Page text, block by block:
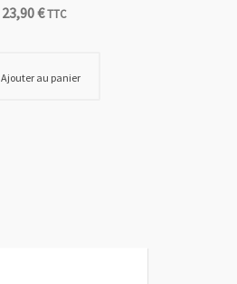
23,90€TTC
Ajouter au panier